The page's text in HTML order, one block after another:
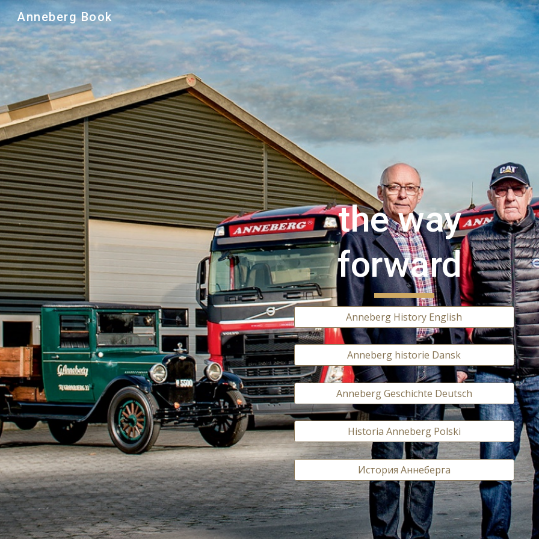
Skip to
Anneberg Book
the way
forward
Anneberg History English
Anneberg historie Dansk
Anneberg Geschichte Deutsch
Historia Anneberg Polski
История Аннеберга